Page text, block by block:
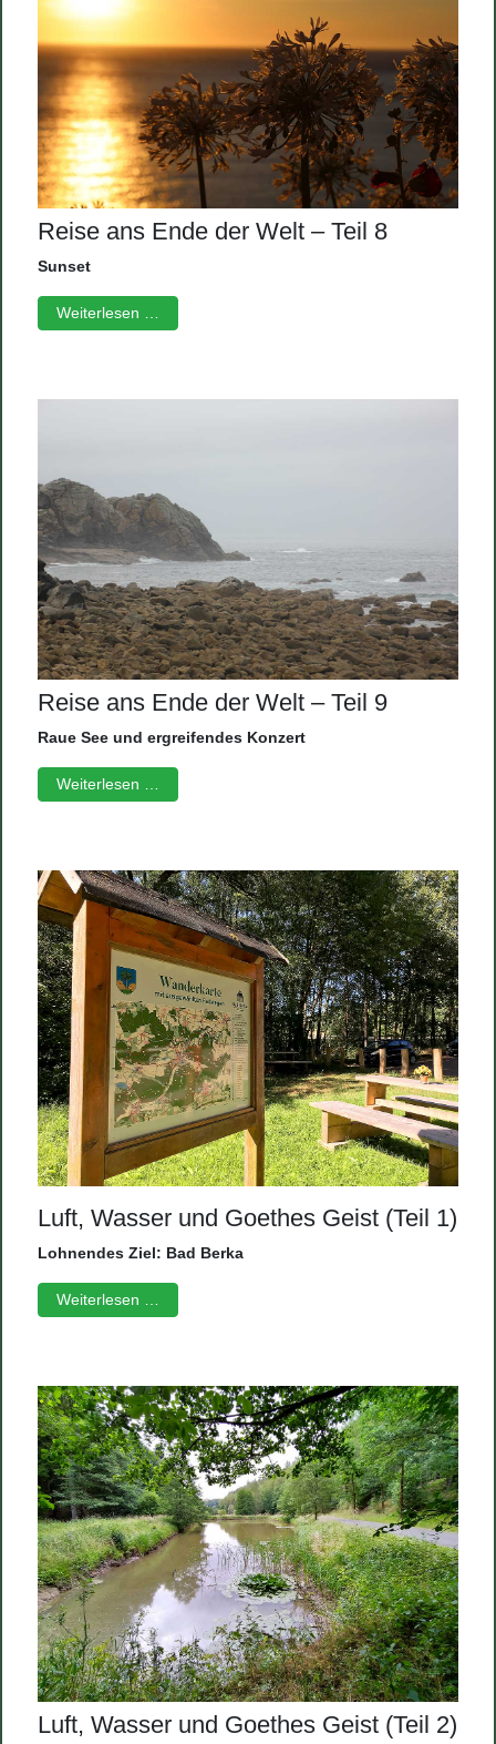
Reise ans Ende der Welt – Teil 8
Sunset
Weiterlesen …
Reise ans Ende der Welt – Teil 9
Raue See und ergreifendes Konzert
Weiterlesen …
Luft, Wasser und Goethes Geist (Teil 1)
Lohnendes Ziel: Bad Berka
Weiterlesen …
Luft, Wasser und Goethes Geist (Teil 2)